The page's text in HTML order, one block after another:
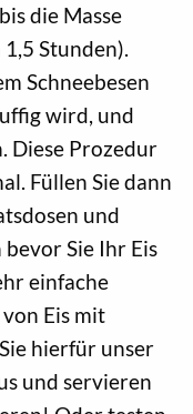
die Masse
Stunden).
Schneebesen
wird, und
Diese Prozedur
Füllen Sie dann
und
Sie Ihr Eis
einfache
Eis mit
hierfür unser
und servieren